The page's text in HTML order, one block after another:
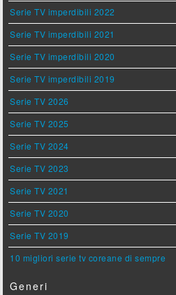
Serie TV imperdibili 2022
Serie TV imperdibili 2021
Serie TV imperdibili 2020
Serie TV imperdibili 2019
Serie TV 2026
Serie TV 2025
Serie TV 2024
Serie TV 2023
Serie TV 2021
Serie TV 2020
Serie TV 2019
10 migliori serie tv coreane di sempre
Generi